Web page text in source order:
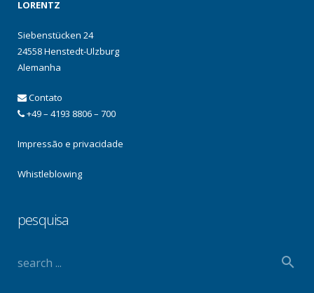
LORENTZ
Siebenstücken 24
24558 Henstedt-Ulzburg
Alemanha
Contato
+49 – 4193 8806 – 700
Impressão e privacidade
Whistleblowing
pesquisa